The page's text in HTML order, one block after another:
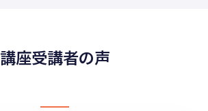
講座受講者の声